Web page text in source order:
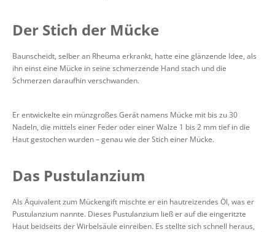
Der Stich der Mücke
Baunscheidt, selber an Rheuma erkrankt, hatte eine glänzende Idee, als
ihn einst eine Mücke in seine schmerzende Hand stach und die
Schmerzen daraufhin verschwanden.
Er entwickelte ein münzgroßes Gerät namens Mücke mit bis zu 30
Nadeln, die mittels einer Feder oder einer Walze 1 bis 2 mm tief in die
Haut gestochen wurden – genau wie der Stich einer Mücke.
Das Pustulanzium
Als Äquivalent zum Mückengift mischte er ein hautreizendes Öl, was er
Pustulanzium nannte. Dieses Pustulanzium ließ er auf die eingeritzte
Haut beidseits der Wirbelsäule einreiben. Es stellte sich schnell heraus,